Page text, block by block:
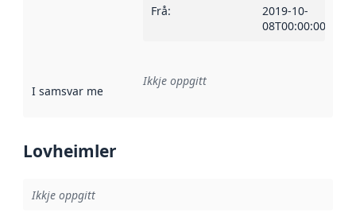
Frå:
2019-10-
08T00:00:00Z
I samsvar med Referanse til ei implementeringsregel eller
Ikkje oppgitt
Lovheimler
Ikkje oppgitt